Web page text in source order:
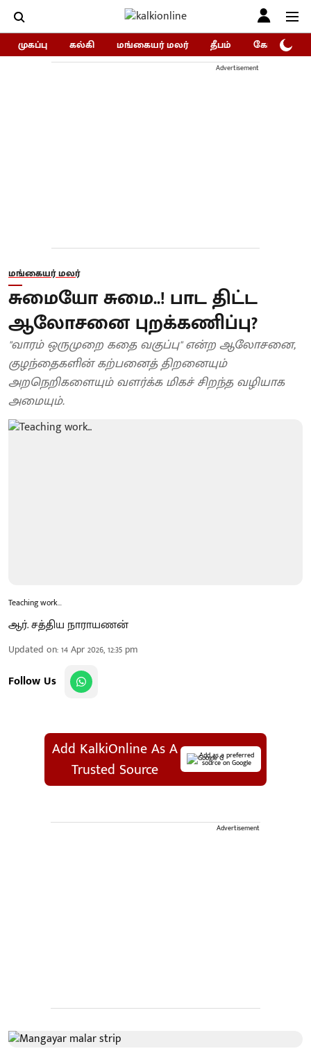
முகப்பு கல்கி மங்கையர் மலர் தீபம் கோகுலம்/
Advertisement
மங்கையர் மலர்
சுமையோ சுமை..! பாட திட்ட
ஆலோசனை புறக்கணிப்பு?
"வாரம் ஒருமுறை கதை வகுப்பு" என்ற ஆலோசனை,
குழந்தைகளின் கற்பனைத் திறனையும்
அறநெறிகளையும் வளர்க்க மிகச் சிறந்த வழியாக
அமையும்.
Teaching work...
ஆர். சத்திய நாராயணன்
Updated on:14 Apr 2026, 12:35 pm
Follow Us
Add KalkiOnline As A
Trusted Source
Add as a preferred
source on Google
Advertisement